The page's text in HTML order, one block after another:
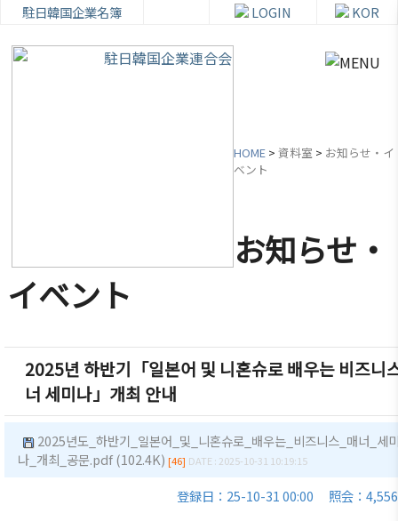
紹
介
ご挨拶
設立目
的/沿革
主要事
業
韓企連
会員加
入
会員権
利·義務
·特典
会員社
検索/リ
分科委
クラブ
（同好
会）
会員社
料
室
ベント
商情報
セミナ
ー
イベン
駐日韓国企業名簿 KOR
LOGIN
HOME > 資料室 > お知らせ・イ
ベント
お知らせ・
イベント
2025년 하반기「일본어 및 니혼슈로 배우는 비즈니
너 세미나」개최 안내
2025년도_하반기_일본어_및_니혼슈로_배우는_비즈니스_매너_세
나_개최_공문.pdf (102.4K) [46] DATE : 2025-10-31 10:19:15
登録日：25-10-31 00:00 照会：4,556